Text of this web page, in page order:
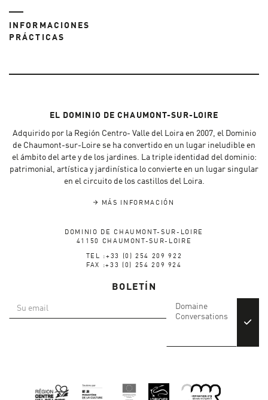
INFORMACIONES
PRÁCTICAS
EL DOMINIO DE CHAUMONT-SUR-LOIRE
Adquirido por la Región Centro- Valle del Loira en 2007, el Dominio
de Chaumont-sur-Loire se ha convertido en un lugar ineludible en
el ámbito del arte y de los jardines. La triple identidad del dominio:
patrimonial, artística y jardinística lo convierte en un lugar singular
en el circuito de los castillos del Loira.
MÁS INFORMACIÓN
DOMINIO DE CHAUMONT-SUR-LOIRE
41150 CHAUMONT-SUR-LOIRE
TEL :+33 (0) 254 209 922
FAX :+33 (0) 254 209 924
BOLETÍN